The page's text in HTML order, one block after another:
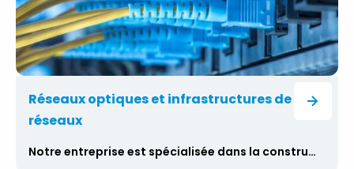
Réseaux optiques et infrastructures de
réseaux
Notre entreprise est spécialisée dans la construction de réseaux optiques qui donnent une nouvelle dimension à la communication et à la connectivité.